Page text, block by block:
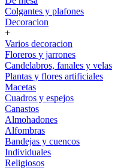
Colgantes y plafones
Decoracion
+
Varios decoracion
Floreros y jarrones
Candelabros, fanales y velas
Plantas y flores artificiales
Macetas
Cuadros y espejos
Canastos
Almohadones
Alfombras
Bandejas y cuencos
Individuales
Religiosos